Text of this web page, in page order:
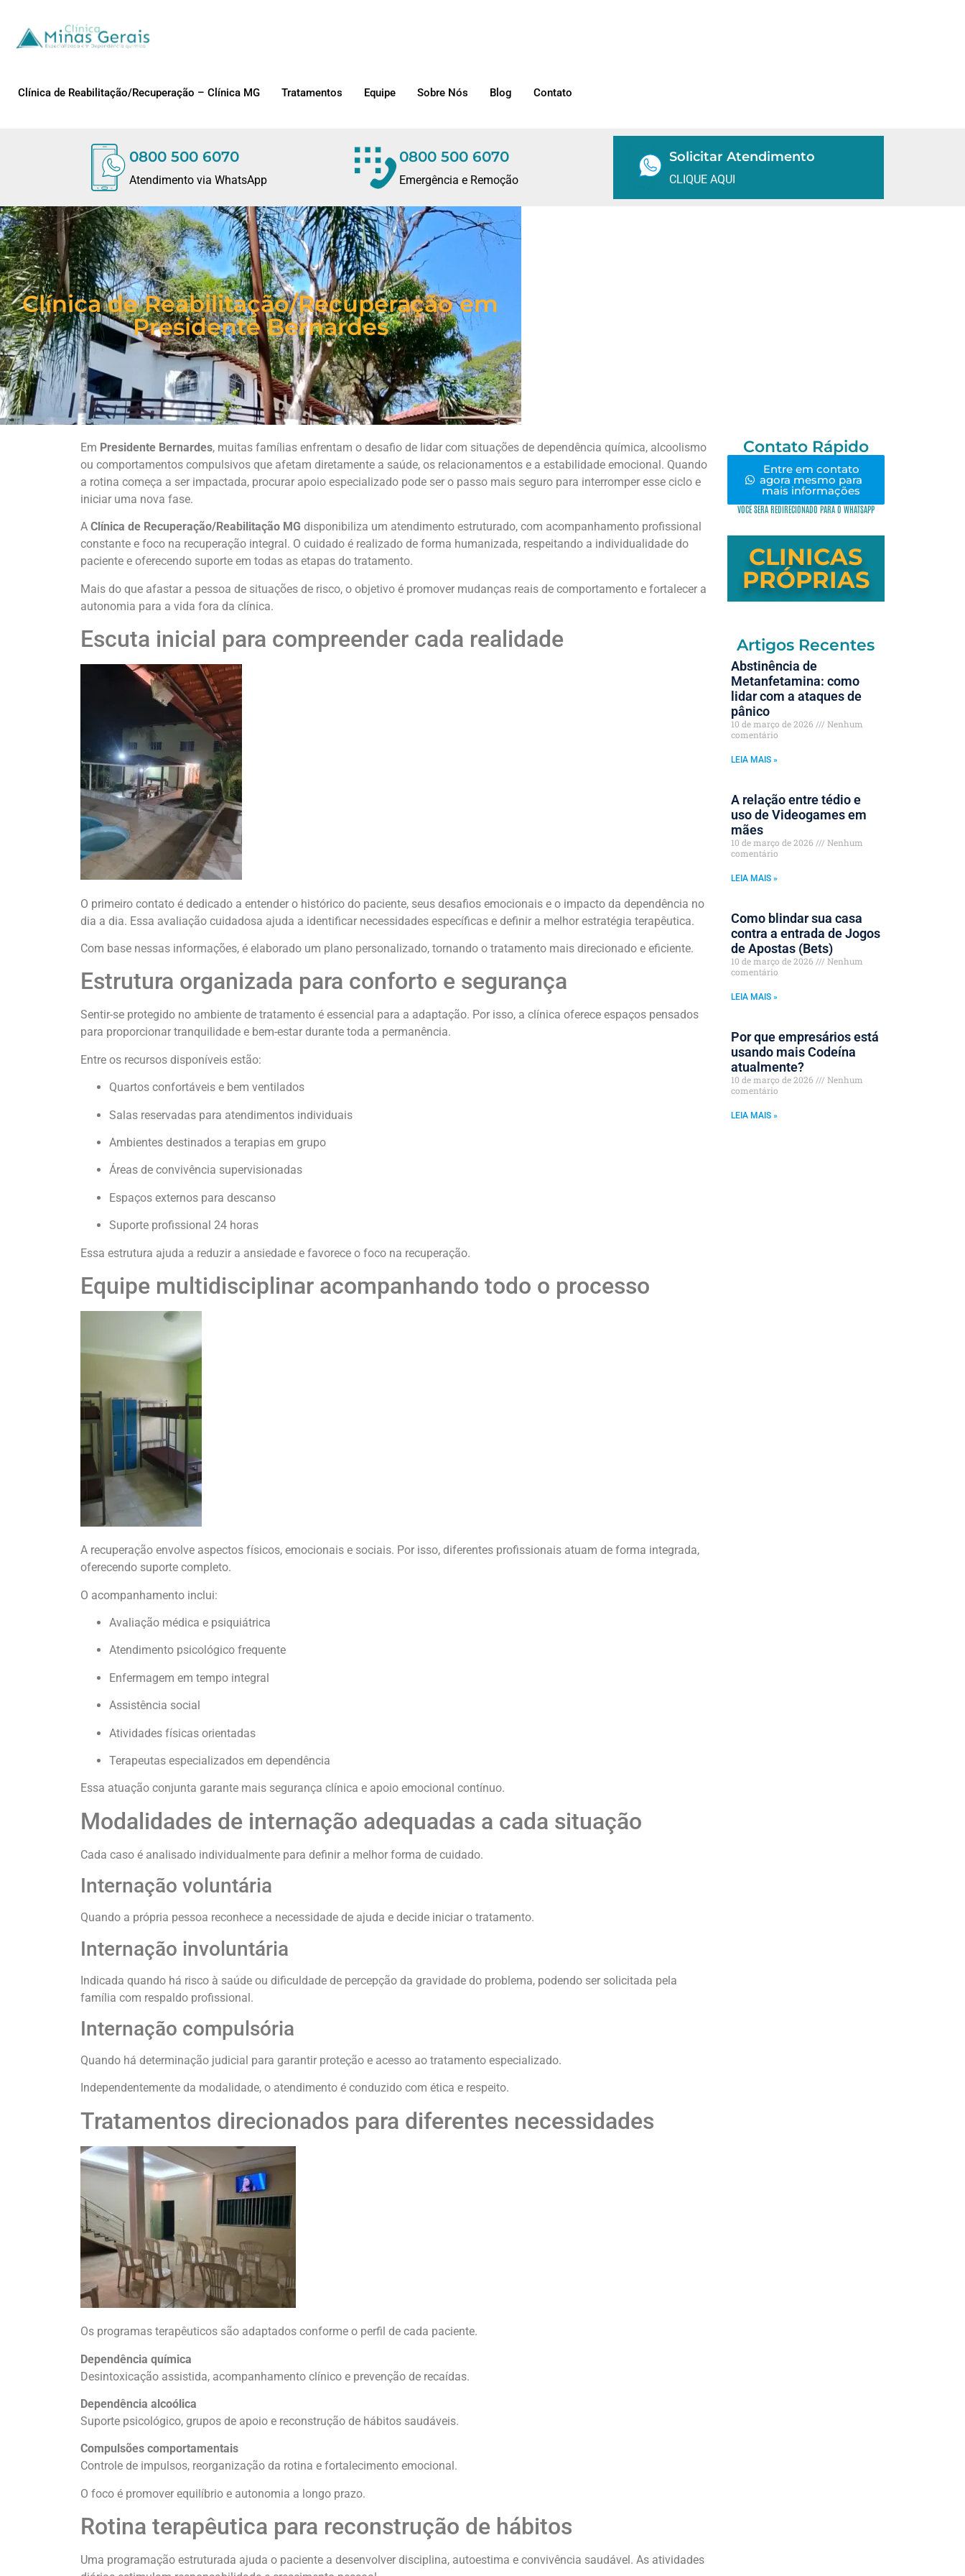
Clínica de Reabilitação/Recuperação – Clínica MG Tratamentos Equipe Sobre Nós Blog Contato
0800 500 6070
Atendimento via WhatsApp
0800 500 6070
Emergência e Remoção
Solicitar Atendimento
CLIQUE AQUI
Clínica de Reabilitação/Recuperação em
Presidente Bernardes
Em Presidente Bernardes, muitas famílias enfrentam o desafio de lidar com situações de dependência química, alcoolismo
ou comportamentos compulsivos que afetam diretamente a saúde, os relacionamentos e a estabilidade emocional. Quando
a rotina começa a ser impactada, procurar apoio especializado pode ser o passo mais seguro para interromper esse ciclo e
iniciar uma nova fase.
A Clínica de Recuperação/Reabilitação MG disponibiliza um atendimento estruturado, com acompanhamento profissional
constante e foco na recuperação integral. O cuidado é realizado de forma humanizada, respeitando a individualidade do
paciente e oferecendo suporte em todas as etapas do tratamento.
Mais do que afastar a pessoa de situações de risco, o objetivo é promover mudanças reais de comportamento e fortalecer a
autonomia para a vida fora da clínica.
Escuta inicial para compreender cada realidade
O primeiro contato é dedicado a entender o histórico do paciente, seus desafios emocionais e o impacto da dependência no
dia a dia. Essa avaliação cuidadosa ajuda a identificar necessidades específicas e definir a melhor estratégia terapêutica.
Com base nessas informações, é elaborado um plano personalizado, tornando o tratamento mais direcionado e eficiente.
Estrutura organizada para conforto e segurança
Sentir-se protegido no ambiente de tratamento é essencial para a adaptação. Por isso, a clínica oferece espaços pensados
para proporcionar tranquilidade e bem-estar durante toda a permanência.
Entre os recursos disponíveis estão:
Quartos confortáveis e bem ventilados
Salas reservadas para atendimentos individuais
Ambientes destinados a terapias em grupo
Áreas de convivência supervisionadas
Espaços externos para descanso
Suporte profissional 24 horas
Essa estrutura ajuda a reduzir a ansiedade e favorece o foco na recuperação.
Equipe multidisciplinar acompanhando todo o processo
A recuperação envolve aspectos físicos, emocionais e sociais. Por isso, diferentes profissionais atuam de forma integrada,
oferecendo suporte completo.
O acompanhamento inclui:
Avaliação médica e psiquiátrica
Atendimento psicológico frequente
Enfermagem em tempo integral
Assistência social
Atividades físicas orientadas
Terapeutas especializados em dependência
Essa atuação conjunta garante mais segurança clínica e apoio emocional contínuo.
Modalidades de internação adequadas a cada situação
Cada caso é analisado individualmente para definir a melhor forma de cuidado.
Internação voluntária
Quando a própria pessoa reconhece a necessidade de ajuda e decide iniciar o tratamento.
Internação involuntária
Indicada quando há risco à saúde ou dificuldade de percepção da gravidade do problema, podendo ser solicitada pela
família com respaldo profissional.
Internação compulsória
Quando há determinação judicial para garantir proteção e acesso ao tratamento especializado.
Independentemente da modalidade, o atendimento é conduzido com ética e respeito.
Tratamentos direcionados para diferentes necessidades
Os programas terapêuticos são adaptados conforme o perfil de cada paciente.
Dependência química
Desintoxicação assistida, acompanhamento clínico e prevenção de recaídas.
Dependência alcoólica
Suporte psicológico, grupos de apoio e reconstrução de hábitos saudáveis.
Compulsões comportamentais
Controle de impulsos, reorganização da rotina e fortalecimento emocional.
O foco é promover equilíbrio e autonomia a longo prazo.
Rotina terapêutica para reconstrução de hábitos
Uma programação estruturada ajuda o paciente a desenvolver disciplina, autoestima e convivência saudável. As atividades
Contato Rápido
Entre em contato
agora mesmo para
mais informações
VOCÊ SERÁ REDIRECIONADO PARA O WHATSAPP
CLINICAS
PRÓPRIAS
Artigos Recentes
Abstinência de
Metanfetamina: como
lidar com a ataques de
pânico
10 de março de 2026
Nenhum
comentário
LEIA MAIS »
A relação entre tédio e
uso de Videogames em
mães
10 de março de 2026
Nenhum
comentário
LEIA MAIS »
Como blindar sua casa
contra a entrada de Jogos
de Apostas (Bets)
10 de março de 2026
Nenhum
comentário
LEIA MAIS »
Por que empresários está
usando mais Codeína
atualmente?
10 de março de 2026
Nenhum
comentário
LEIA MAIS »